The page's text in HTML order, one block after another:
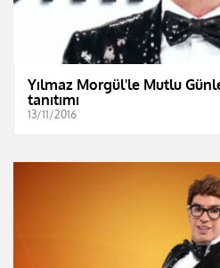
Yılmaz Morgül'le Mutlu
tanıtımı
13/11/2016